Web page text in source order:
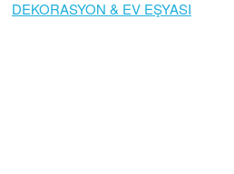
DEKORASYON & EV EŞYASI